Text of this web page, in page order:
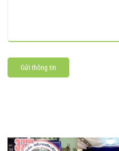
Gửi thông tin